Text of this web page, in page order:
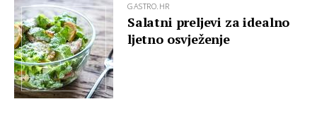
GASTRO.HR
Salatni preljevi za idealno
ljetno osvježenje